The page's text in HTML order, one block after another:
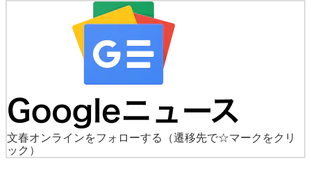
文春オンラインをフォローする
（遷移先で☆マークをクリ
ック）